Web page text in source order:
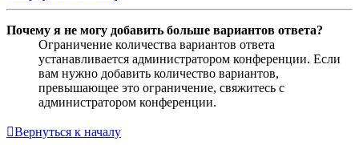
Почему я не могу добавить больше вариантов ответа?
Ограничение количества вариантов ответа
устанавливается администратором конференции. Если
вам нужно добавить количество вариантов,
превышающее это ограничение, свяжитесь с
администратором конференции.
Вернуться к началу